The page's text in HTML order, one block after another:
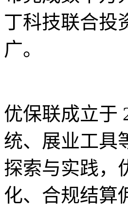
丁科技联合投
广。
优保联成立于
统、展业工具
探索与实践，
化、合规结算